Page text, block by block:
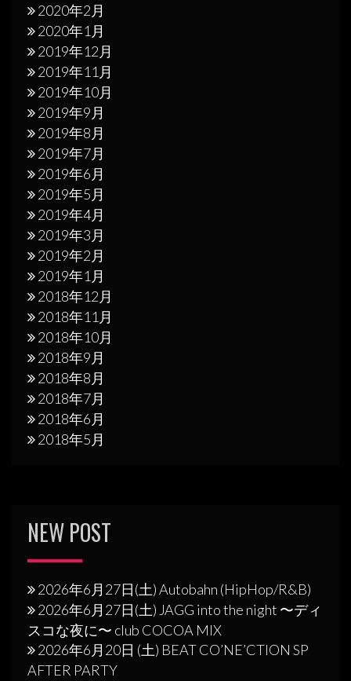
2020年2月
2020年1月
2019年12月
2019年11月
2019年10月
2019年9月
2019年8月
2019年7月
2019年6月
2019年5月
2019年4月
2019年3月
2019年2月
2019年1月
2018年12月
2018年11月
2018年10月
2018年9月
2018年8月
2018年7月
2018年6月
2018年5月
NEW POST
2026年6月27日(土) Autobahn (HipHop/R&B)
2026年6月27日(土) JAGG into the night 〜ディ
スコな夜に〜 club COCOA MIX
2026年6月20日 (土) BEAT CO’NE’CTION SP
AFTER PARTY